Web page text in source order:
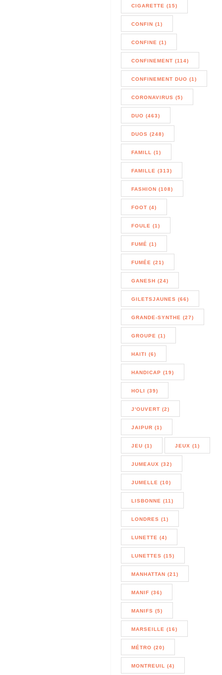
CIGARETTE (15)
CONFIN (1)
CONFINE (1)
CONFINEMENT (114)
CONFINEMENT DUO (1)
CORONAVIRUS (5)
DUO (463)
DUOS (248)
FAMILL (1)
FAMILLE (313)
FASHION (108)
FOOT (4)
FOULE (1)
FUMÉ (1)
FUMÉE (21)
GANESH (24)
GILETSJAUNES (66)
GRANDE-SYNTHE (27)
GROUPE (1)
HAITI (6)
HANDICAP (19)
HOLI (39)
J'OUVERT (2)
JAIPUR (1)
JEU (1) JEUX (1)
JUMEAUX (32)
JUMELLE (10)
LISBONNE (11)
LONDRES (1)
LUNETTE (4)
LUNETTES (15)
MANHATTAN (21)
MANIF (36)
MANIFS (5)
MARSEILLE (16)
MÉTRO (20)
MONTREUIL (4)